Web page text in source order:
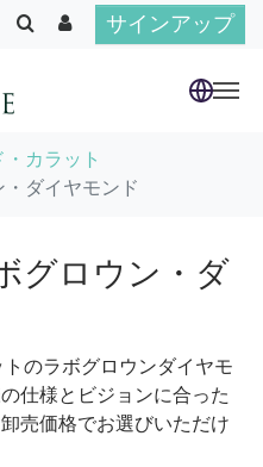
サインアップ
カラット
ダイヤモンド
グロウン・ダ
トのラボグロウンダイヤモ
仕様とビジョンに合った
売価格でお選びいただけ